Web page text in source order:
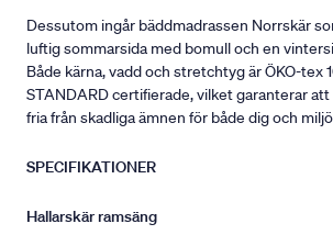
Dessutom ingår bäddmadrassen Norrskär
luftig sommarsida med bomull och en
Både kärna, vadd och stretchtyg är ÖKO-tex
STANDARD certifierade, vilket garanterar
fria från skadliga ämnen för både dig och
SPECIFIKATIONER
Hallarskär ramsäng